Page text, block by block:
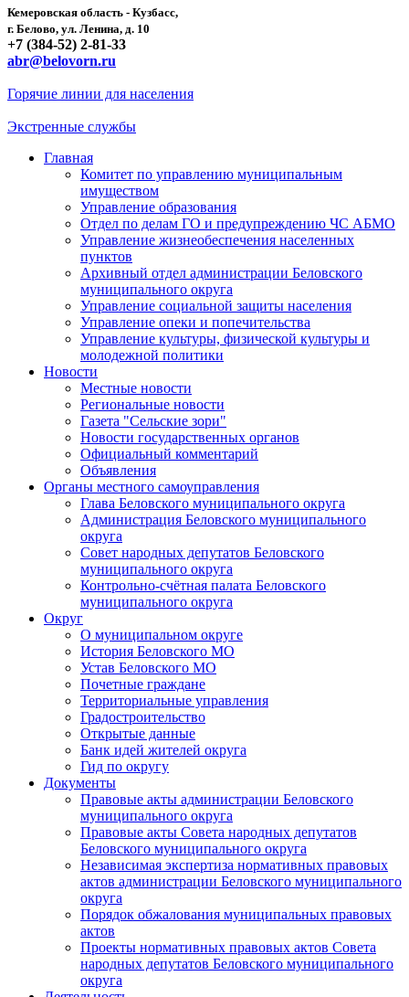
Кемеровская область - Кузбасс,
г. Белово, ул. Ленина, д. 10
+7 (384-52) 2-81-33
abr@belovorn.ru
Горячие линии для населения
Экстренные службы
Главная
Комитет по управлению муниципальным
имуществом
Управление образования
Отдел по делам ГО и предупреждению ЧС АБМО
Управление жизнеобеспечения населенных
пунктов
Архивный отдел администрации Беловского
муниципального округа
Управление социальной защиты населения
Управление опеки и попечительства
Управление культуры, физической культуры и
молодежной политики
Новости
Местные новости
Региональные новости
Газета "Сельские зори"
Новости государственных органов
Официальный комментарий
Объявления
Органы местного самоуправления
Глава Беловского муниципального округа
Администрация Беловского муниципального
округа
Совет народных депутатов Беловского
муниципального округа
Контрольно-счётная палата Беловского
муниципального округа
Округ
О муниципальном округе
История Беловского МО
Устав Беловского МО
Почетные граждане
Территориальные управления
Градостроительство
Открытые данные
Банк идей жителей округа
Гид по округу
Документы
Правовые акты администрации Беловского
муниципального округа
Правовые акты Совета народных депутатов
Беловского муниципального округа
Независимая экспертиза нормативных правовых
актов администрации Беловского муниципального
округа
Порядок обжалования муниципальных правовых
актов
Проекты нормативных правовых актов Совета
народных депутатов Беловского муниципального
округа